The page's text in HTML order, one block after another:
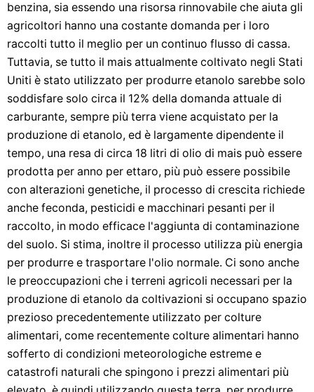
benzina, sia essendo una risorsa rinnovabile che aiuta gli
agricoltori hanno una costante domanda per i loro
raccolti tutto il meglio per un continuo flusso di cassa.
Tuttavia, se tutto il mais attualmente coltivato negli Stati
Uniti è stato utilizzato per produrre etanolo sarebbe solo
soddisfare solo circa il 12% della domanda attuale di
carburante, sempre più terra viene acquistato per la
produzione di etanolo, ed è largamente dipendente il
tempo, una resa di circa 18 litri di olio di mais può essere
prodotta per anno per ettaro, più può essere possibile
con alterazioni genetiche, il processo di crescita richiede
anche feconda, pesticidi e macchinari pesanti per il
raccolto, in modo efficace l'aggiunta di contaminazione
del suolo. Si stima, inoltre il processo utilizza più energia
per produrre e trasportare l'olio normale. Ci sono anche
le preoccupazioni che i terreni agricoli necessari per la
produzione di etanolo da coltivazioni si occupano spazio
prezioso precedentemente utilizzato per colture
alimentari, come recentemente colture alimentari hanno
sofferto di condizioni meteorologiche estreme e
catastrofi naturali che spingono i prezzi alimentari più